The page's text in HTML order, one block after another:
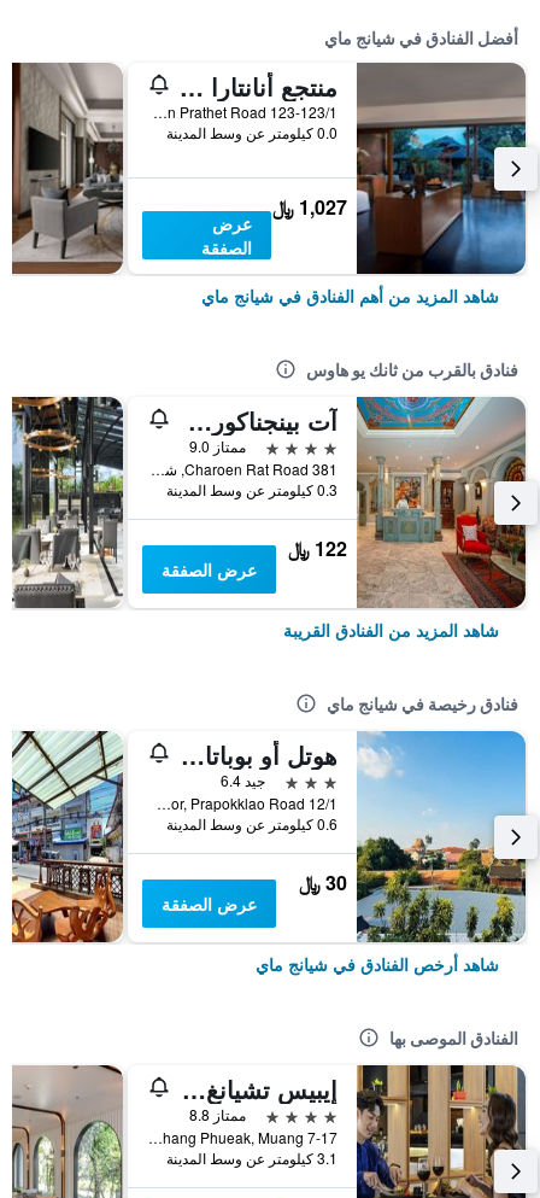
أفضل الفنادق في شيانج ماي
منتجع أنانتارا شيانغ ماي
123-123/1 Charoen Prathet Road, شيانج ماي, تايلاند
0.0 كيلومتر عن وسط المدينة
1,027 ﷼
عرض
الصفقة
شاهد المزيد من أهم الفنادق في شيانج ماي
فنادق بالقرب من ثانك يو هاوس
آت بينجناكورن ريفر سايد هوتل تشيانغماي
4 نجوم
ممتاز 9.0
381 Charoen Rat Road, شيانج ماي, تايلاند
0.3 كيلومتر عن وسط المدينة
122 ﷼
عرض الصفقة
شاهد المزيد من الفنادق القريبة
فنادق رخيصة في شيانج ماي
هوتل أو بوباتارا تشيانغماي
3 نجوم
جيد 6.4
12/1 Soi 4 Kor, Prapokklao Road, شيانج ماي, تايلاند
0.6 كيلومتر عن وسط المدينة
30 ﷼
عرض الصفقة
شاهد أرخص الفنادق في شيانج ماي
الفنادق الموصى بها
إيبيس تشيانغ ماي نيمان جورنيوب
4 نجوم
ممتاز 8.8
7-17 Moo 2, Huay Kaew Road Chang Phueak, Muang, شيانج ماي, تايلاند
3.1 كيلومتر عن وسط المدينة